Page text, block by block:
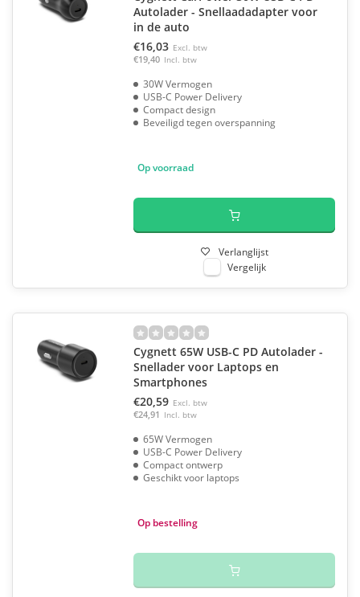
Autolader - Snellaadadapter voor
in de auto
€16,03 Excl. btw
€19,40 Incl. btw
30W Vermogen
USB-C Power Delivery
Compact design
Beveiligd tegen overspanning
Op voorraad
Verlanglijst
Vergelijk
Cygnett 65W USB-C PD Autolader -
Snellader voor Laptops en
Smartphones
€20,59 Excl. btw
€24,91 Incl. btw
65W Vermogen
USB-C Power Delivery
Compact ontwerp
Geschikt voor laptops
Op bestelling